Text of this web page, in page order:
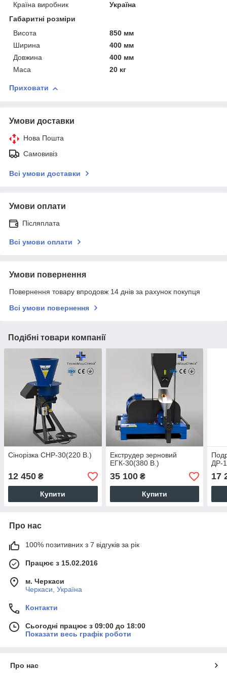
Країна виробник
Україна
Габаритні розміри
Висота
850 мм
Ширина
400 мм
Довжина
400 мм
Маса
20 кг
Приховати
Умови доставки
Нова Пошта
Самовивіз
Всі умови доставки
Умови оплати
Післяплата
Всі умови оплати
Умови повернення
Повернення товару впродовж 14 днів за рахунок покупця
Всі умови повернення
Подібні товари компанії
Сінорізка СНР-30(220 В.)
12 450 ₴
Купити
Екструдер зерновий
ЕГК-30(380 В.)
35 100₴
Купити
ДР-
17
Про нас
100% позитивних з 7 відгуків за рік
Працює з 15.02.2016
м. Черкаси
Черкаси, Україна
Контакти
Сьогодні працює з 09:00 до 18:00
Показати весь графік роботи
Про нас